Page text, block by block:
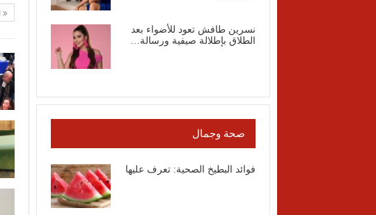
نسرين طافش تعود للأضواء بعد
الطلاق بإطلالة صيفية ورسالة…
صحة وجمال
فوائد البطيخ الصحية: تعرف عليها